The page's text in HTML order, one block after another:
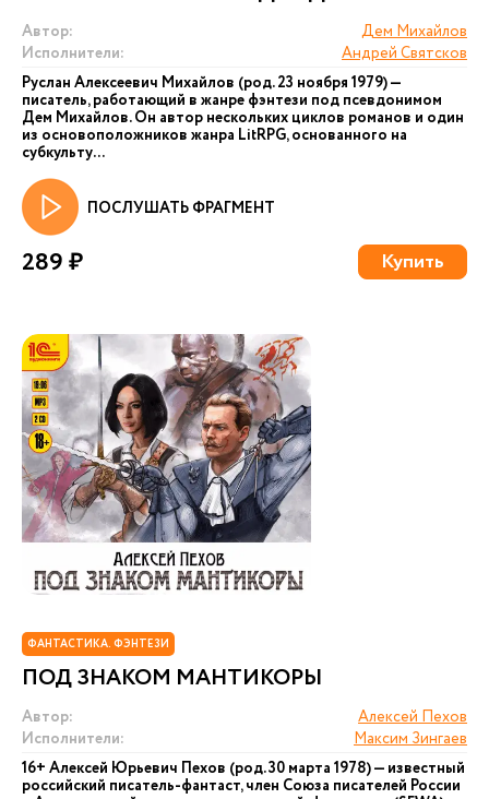
Автор:
Дем Михайлов
Исполнители:
Андрей Святсков
Руслан Алексеевич Михайлов (род. 23 ноября 1979) —
писатель, работающий в жанре фэнтези под псевдонимом
Дем Михайлов. Он автор нескольких циклов романов и один
из основоположников жанра LitRPG, основанного на
субкульту...
ПОСЛУШАТЬ ФРАГМЕНТ
289 ₽ Купить
ФАНТАСТИКА. ФЭНТЕЗИ
ПОД ЗНАКОМ МАНТИКОРЫ
Автор:
Алексей Пехов
Исполнители:
Максим Зингаев
16+ Алексей Юрьевич Пехов (род. 30 марта 1978) — известный
российский писатель-фантаст, член Союза писателей России